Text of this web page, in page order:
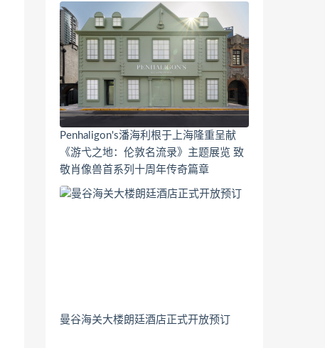
Penhaligon's潘海利根于上海隆重呈献
《游弋之地：伦敦名流录》主题展览 致
敬肖像兽首系列十周年传奇篇章
曼谷海关大楼朗廷酒店正式开放预订